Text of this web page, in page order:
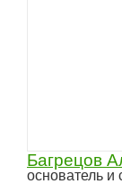
Багрецов
основатель и